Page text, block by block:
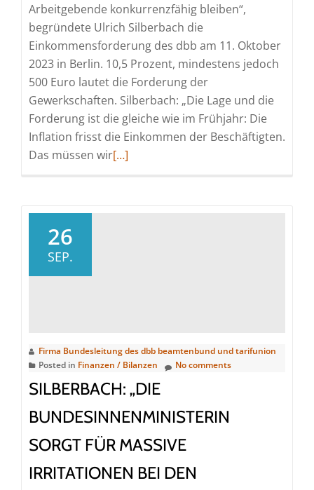
Arbeitgebende konkurrenzfähig bleiben“,
begründete Ulrich Silberbach die
Einkommensforderung des dbb am 11. Oktober
2023 in Berlin. 10,5 Prozent, mindestens jedoch
500 Euro lautet die Forderung der
Gewerkschaften. Silberbach: „Die Lage und die
Forderung ist die gleiche wie im Frühjahr: Die
Inflation frisst die Einkommen der Beschäftigten.
Das müssen wirRead
[…]
26
SEP.
Firma Bundesleitung des dbb beamtenbund und tarifunion
Posted in Finanzen / Bilanzen No comments
SILBERBACH: „DIE
BUNDESINNENMINISTERIN
SORGT FÜR MASSIVE
IRRITATIONEN BEI DEN